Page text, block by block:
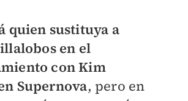
quien sustituya a
en el
con Kim
Supernova, pero en